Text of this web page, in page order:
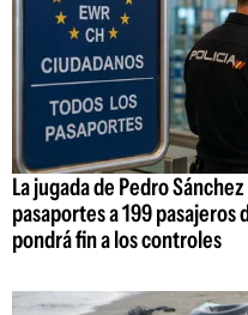
La jugada de Pedro
pasaportes a 199 pasajeros
pondrá fin a los controles